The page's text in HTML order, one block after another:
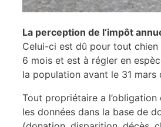
La perception de l‘impôt
Celui-ci est dû pour tout chien
6 mois et est à régler en
la population avant le 31 mars
Tout propriétaire a
les données dans la base de